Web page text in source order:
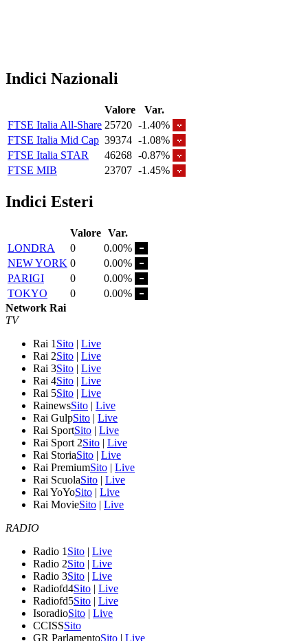
Indici Nazionali
Valore
Var.
FTSE Italia All-Share 25720 -1.40%
FTSE Italia Mid Cap 39374 -1.08%
FTSE Italia STAR
46268 -0.87%
FTSE MIB
23707 -1.45%
Indici Esteri
Valore Var.
LONDRA
0
0.00%
NEW YORK 0
0.00%
PARIGI
0
0.00%
TOKYO
0
0.00%
Network Rai
TV
Rai 1 Sito | Live
Rai 2Sito | Live
Rai 3Sito | Live
Rai 4Sito | Live
Rai 5Sito | Live
RainewsSito | Live
Rai GulpSito | Live
Rai SportSito | Live
Rai Sport 2Sito | Live
Rai StoriaSito | Live
Rai PremiumSito | Live
Rai ScuolaSito | Live
Rai YoYoSito | Live
Rai MovieSito | Live
RADIO
Radio 1 Sito | Live
Radio 2Sito | Live
Radio 3Sito | Live
Radiofd4Sito | Live
Radiofd5Sito | Live
IsoradioSito | Live
CCISSSito
GR ParlamentoSito | Live